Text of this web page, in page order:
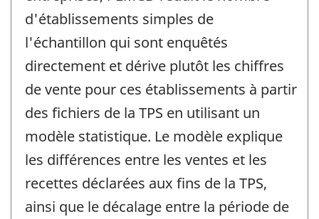
d'établissements simples de
l'échantillon qui sont enquêtés
directement et dérive plutôt les chiffres
de vente pour ces établissements à partir
des fichiers de la TPS en utilisant un
modèle statistique. Le modèle explique
les différences entre les ventes et les
recettes déclarées aux fins de la TPS,
ainsi que le décalage entre la période de